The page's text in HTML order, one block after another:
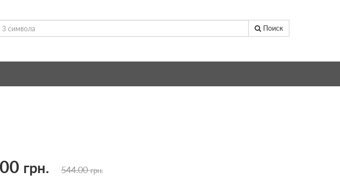
Поиск
грн. 544.00грн.